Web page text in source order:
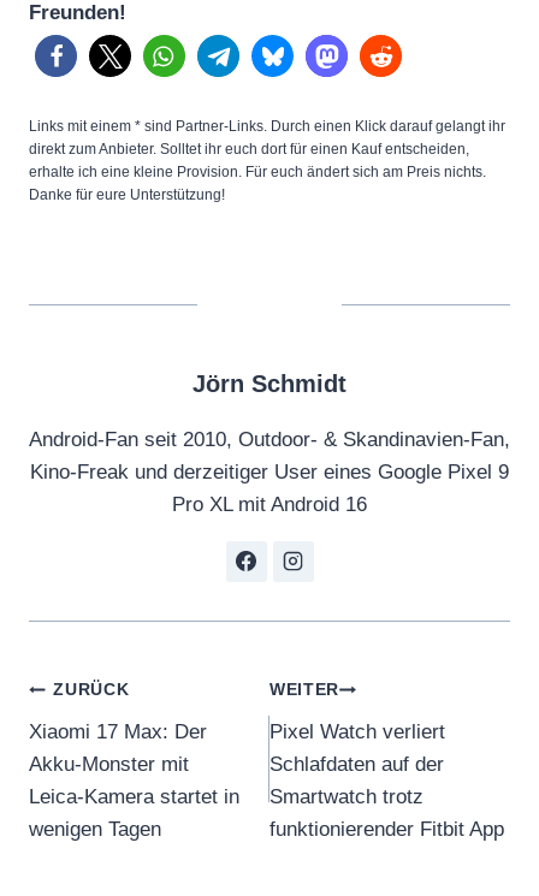
Freunden!
Links mit einem * sind Partner-Links. Durch einen Klick darauf gelangt ihr
direkt zum Anbieter. Solltet ihr euch dort für einen Kauf entscheiden,
erhalte ich eine kleine Provision. Für euch ändert sich am Preis nichts.
Danke für eure Unterstützung!
Jörn Schmidt
Android-Fan seit 2010, Outdoor- & Skandinavien-Fan,
Kino-Freak und derzeitiger User eines Google Pixel 9
Pro XL mit Android 16
Beitragsnavigation
ZURÜCK
Xiaomi 17 Max: Der
Akku-Monster mit
Leica-Kamera startet in
wenigen Tagen
WEITER
Pixel Watch verliert
Schlafdaten auf der
Smartwatch trotz
funktionierender Fitbit App